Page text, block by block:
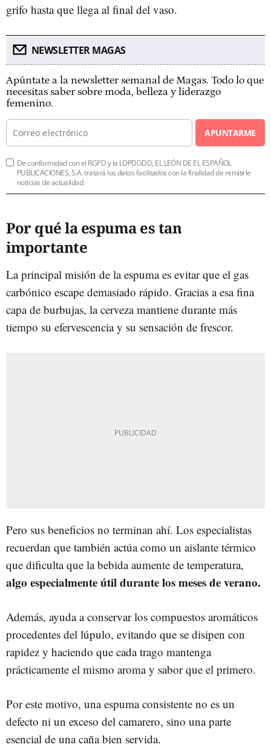
grifo hasta que llega al final del vaso.
NEWSLETTER MAGAS
Apúntate a la newsletter semanal de Magas. Todo lo que
necesitas saber sobre moda, belleza y liderazgo
femenino.
APUNTARME
De conformidad con el RGPD y la LOPDGDD, EL LEÓN DE EL ESPAÑOL
PUBLICACIONES, S.A. tratará los datos facilitados con la finalidad de remitirle
noticias de actualidad.
Por qué la espuma es tan
importante
La principal misión de la espuma es evitar que el gas
carbónico escape demasiado rápido. Gracias a esa fina
capa de burbujas, la cerveza mantiene durante más
tiempo su efervescencia y su sensación de frescor.
Pero sus beneficios no terminan ahí. Los especialistas
recuerdan que también actúa como un aislante térmico
que dificulta que la bebida aumente de temperatura,
algo especialmente útil durante los meses de verano.
Además, ayuda a conservar los compuestos aromáticos
procedentes del lúpulo, evitando que se disipen con
rapidez y haciendo que cada trago mantenga
prácticamente el mismo aroma y sabor que el primero.
Por este motivo, una espuma consistente no es un
defecto ni un exceso del camarero, sino una parte
esencial de una caña bien servida.